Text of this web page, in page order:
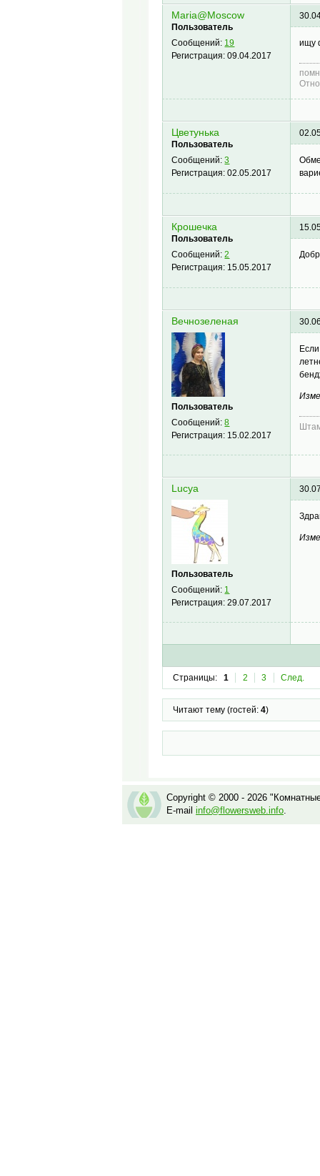
Maria@Moscow
Пользователь
Сообщений: 19
Регистрация:09.04.2017
ищу
Цветунька
Пользователь
Сообщений:3
Регистрация:02.05.2017
Крошечка
Пользователь
Сообщений:2
Регистрация: 15.05.2017
Вечнозеленая
Пользователь
Сообщений:8
Регистрация: 15.02.2017
Lucya
Пользователь
Сообщений: 1
Регистрация:29.07.2017
Страницы: 1 2 3 След.
Читают тему (гостей: 4)
Copyright © 2000 - 2026
E-mail info@flowersweb.info.